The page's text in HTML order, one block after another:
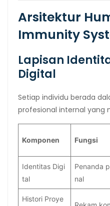
Arsitektur
Immunity
Lapisan
Digital
Setiap individu berada
profesional internal yang
Komponen Fungsi
Identitas Digi
tal
Penanda
nal
Histori Proye